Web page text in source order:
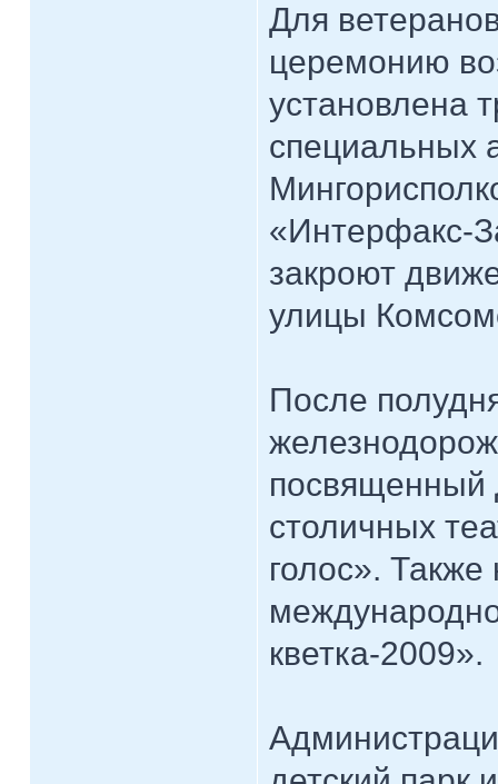
Для
церемонию
установлена
специальных
«Интерфакс-
закроют
улицы
После
посвященный
столичных
голос».
кветка-2009».